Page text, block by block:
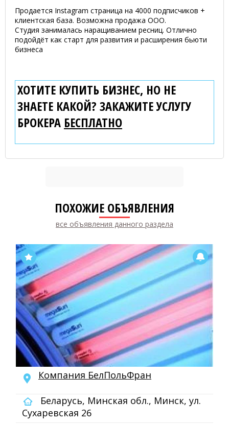
Продается Instagram страница на 4000 подписчиков +
клиентская база. Возможна продажа ООО.
Студия занималась наращиванием ресниц. Отлично
подойдёт как старт для развития и расширения бьюти
бизнеса
ХОТИТЕ КУПИТЬ БИЗНЕС, НО НЕ
ЗНАЕТЕ КАКОЙ? ЗАКАЖИТЕ УСЛУГУ
БРОКЕРА БЕСПЛАТНО
ПОХОЖИЕ ОБЪЯВЛЕНИЯ
все объявления данного раздела
Компания БелПольФран
Беларусь, Минская обл., Минск, ул.
Сухаревская 26